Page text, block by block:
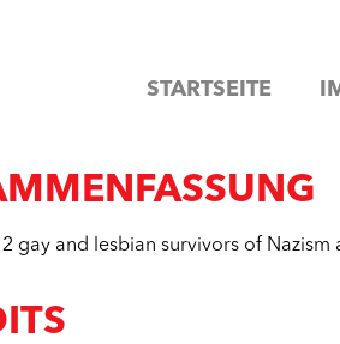
STARTSEITE
gay and lesbian survivors of Nazism